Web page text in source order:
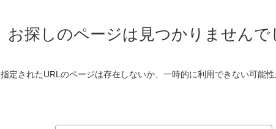
お探しのページは見つかりませんで
指定されたURLのページは存在しないか、一時的に利用できない可能性